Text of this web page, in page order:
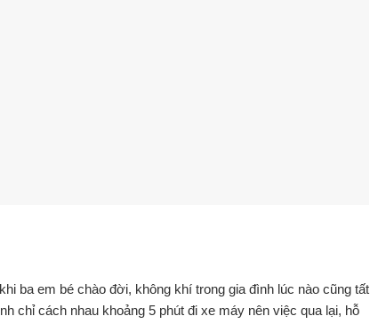
ba em bé chào đời, không khí trong gia đình lúc nào cũng tất
chỉ cách nhau khoảng 5 phút đi xe máy nên việc qua lại, hỗ